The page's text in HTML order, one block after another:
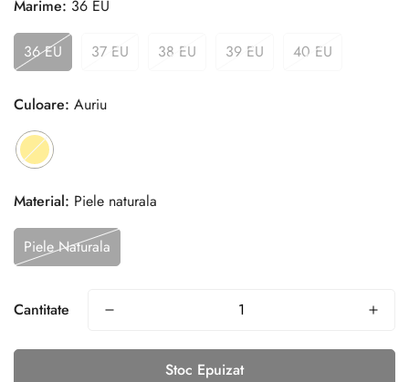
Marime: 36 EU
36 EU 37 EU 38 EU 39 EU 40 EU
Culoare: Auriu
Material: Piele naturala
Piele Naturala
Cantitate
Stoc Epuizat